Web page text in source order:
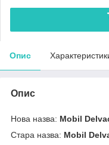
Опис
Опис
Нова назва: Mobil
Стара назва: Mobil